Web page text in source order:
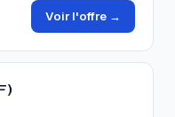
Voir l'offre →